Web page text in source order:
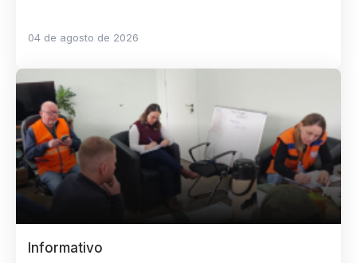
04 de agosto de 2026
Informativo